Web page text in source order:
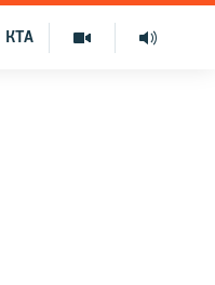
КТА